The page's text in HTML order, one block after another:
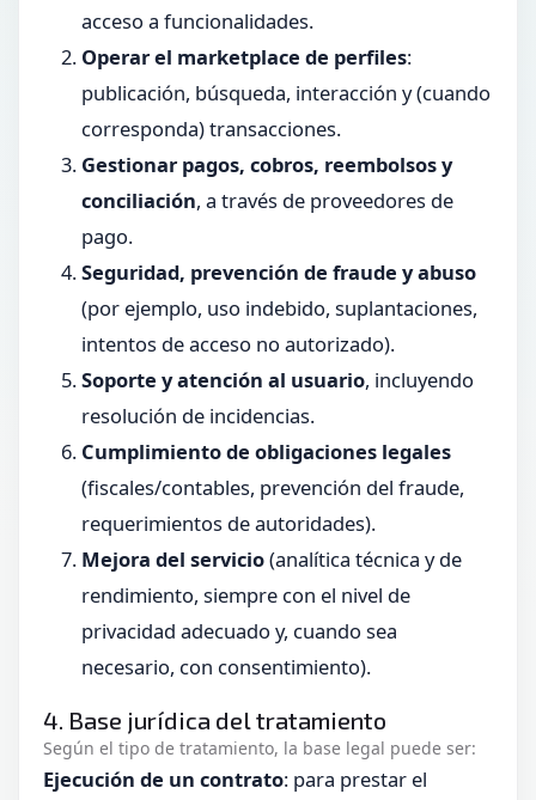
acceso a funcionalidades.
Operar el marketplace de perfiles:
publicación, búsqueda, interacción y (cuando
corresponda) transacciones.
Gestionar pagos, cobros, reembolsos y
conciliación, a través de proveedores de
pago.
Seguridad, prevención de fraude y abuso
(por ejemplo, uso indebido, suplantaciones,
intentos de acceso no autorizado).
Soporte y atención al usuario, incluyendo
resolución de incidencias.
Cumplimiento de obligaciones legales
(fiscales/contables, prevención del fraude,
requerimientos de autoridades).
Mejora del servicio(analítica técnica y de
rendimiento, siempre con el nivel de
privacidad adecuado y, cuando sea
necesario, con consentimiento).
4. Base jurídica del tratamiento
Según el tipo de tratamiento, la base legal puede ser:
Ejecución de un contrato: para prestar el